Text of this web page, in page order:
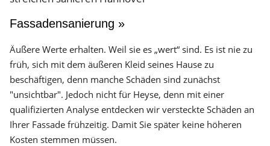
Fassadensanierung »
Äußere Werte erhalten. Weil sie es „wert“ sind. Es ist nie zu
früh, sich mit dem äußeren Kleid seines Hause zu
beschäftigen, denn manche Schäden sind zunächst
"unsichtbar". Jedoch nicht für Heyse, denn mit einer
qualifizierten Analyse entdecken wir versteckte Schäden an
Ihrer Fassade frühzeitig. Damit Sie später keine höheren
Kosten stemmen müssen.